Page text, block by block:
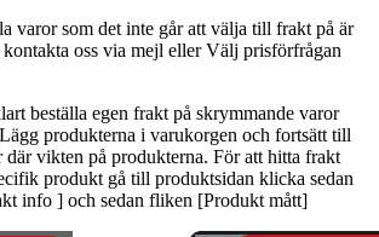
varor som det inte går att välja till frakt på är
kontakta oss via mejl eller Välj prisförfrågan
beställa egen frakt på skrymmande varor
produkterna i varukorgen och fortsätt till
där vikten på produkterna. För att hitta frakt
produkt gå till produktsidan klicka sedan
info ] och sedan fliken [Produkt mått]